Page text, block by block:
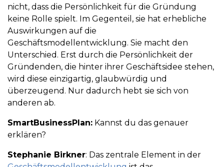
nicht, dass die Persönlichkeit für die Gründung
keine Rolle spielt. Im Gegenteil, sie hat erhebliche
Auswirkungen auf die
Geschäftsmodellentwicklung. Sie macht den
Unterschied. Erst durch die Persönlichkeit der
Gründenden, die hinter ihrer Geschäftsidee stehen,
wird diese einzigartig, glaubwürdig und
überzeugend. Nur dadurch hebt sie sich von
anderen ab.
SmartBusinessPlan: Kannst du das genauer
erklären?
Stephanie Birkner: Das zentrale Element in der